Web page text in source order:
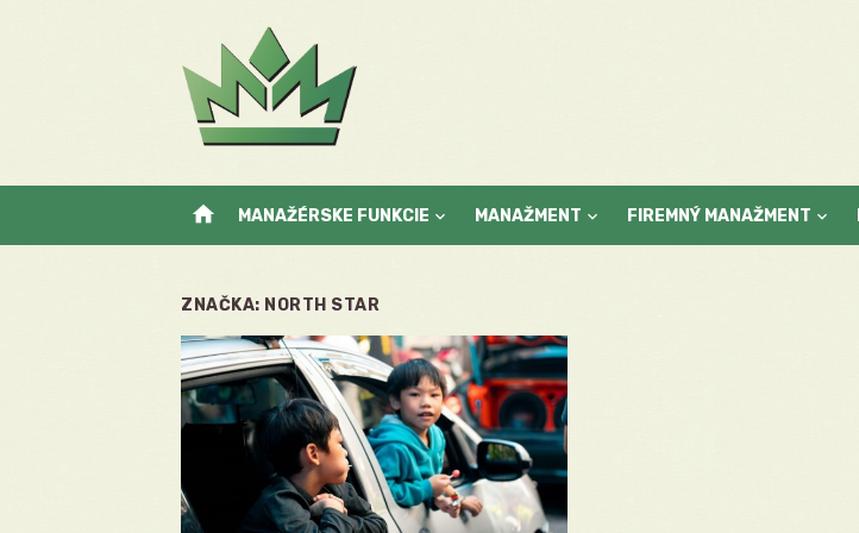
home MANAŽÉRSKE FUNKCIE MANAŽMENT FIREMNÝ MANAŽMENT
ZNAČKA: NORTH STAR